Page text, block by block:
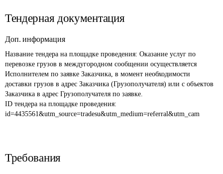
Тендерная документация
Доп. информация
Название тендера на площадке проведения: Оказание услуг по
перевозке грузов в междугородном сообщении осуществляется
Исполнителем по заявке Заказчика, в момент необходимости
доставки грузов в адрес Заказчика (Грузополучателя) или с объектов
Заказчика в адрес Грузополучателя по заявке.
ID тендера на площадке проведения:
id=4435561&utm_source=tradesu&utm_medium=referral&utm_cam
Требования